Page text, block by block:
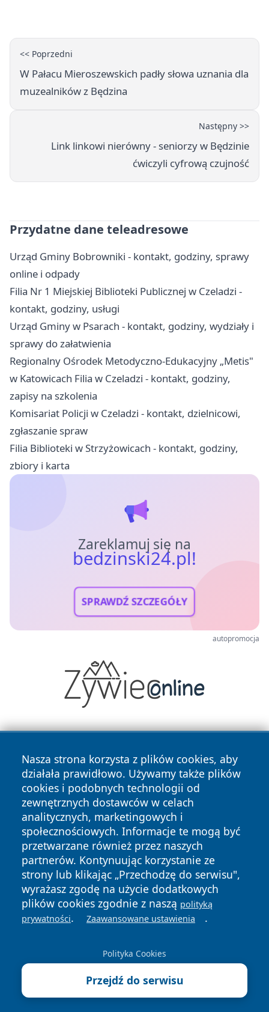
<< Poprzedni
W Pałacu Mieroszewskich padły słowa uznania dla
muzealników z Będzina
Następny >>
Link linkowi nierówny - seniorzy w Będzinie
ćwiczyli cyfrową czujność
Przydatne dane teleadresowe
Urząd Gminy Bobrowniki - kontakt, godziny, sprawy
online i odpady
Filia Nr 1 Miejskiej Biblioteki Publicznej w Czeladzi -
kontakt, godziny, usługi
Urząd Gminy w Psarach - kontakt, godziny, wydziały i
sprawy do załatwienia
Regionalny Ośrodek Metodyczno-Edukacyjny „Metis"
w Katowicach Filia w Czeladzi - kontakt, godziny,
zapisy na szkolenia
Komisariat Policji w Czeladzi - kontakt, dzielnicowi,
zgłaszanie spraw
Filia Biblioteki w Strzyżowicach - kontakt, godziny,
zbiory i karta
Zareklamuj się na
bedzinski24.pl!
SPRAWDŹ SZCZEGÓŁY
autopromocja
Nasza strona korzysta z plików cookies, aby
działała prawidłowo. Używamy także plików
cookies i podobnych technologii od
zewnętrznych dostawców w celach
analitycznych, marketingowych i
społecznościowych. Informacje te mogą być
przetwarzane również przez naszych
partnerów. Kontynuując korzystanie ze
strony lub klikając „Przechodzę do serwisu",
wyrażasz zgodę na użycie dodatkowych
plików cookies zgodnie z naszą polityką
prywatności. Zaawansowane ustawienia .
Polityka Cookies
Przejdź do serwisu
Copyright © 2026 bedzinski24.pl Wszystkie prawa
zastrzeżone.
News Autorzy
Polityka
Prywatności
Polityka
Cookies